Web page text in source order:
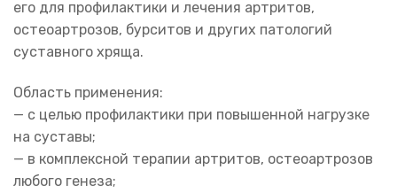
его для профилактики и лечения артритов,
остеоартрозов, бурситов и других патологий
суставного хряща.
Область применения:
— с целью профилактики при повышенной нагрузке
на суставы;
— в комплексной терапии артритов, остеоартрозов
любого генеза;